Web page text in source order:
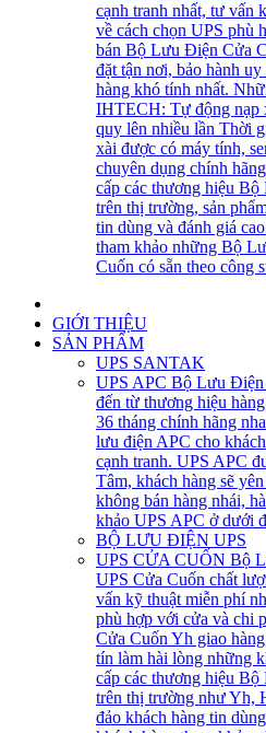
cạnh tranh nhất, tư vấn
về cách chọn UPS phù
bán Bộ Lưu Điện Cửa
đặt tận nơi, bảo hành
hàng khó tính nhất.
IHTECH: Tự động nạp
quy lên nhiều lần Thời
xài được có máy tính,
chuyên dụng chính
cấp các thương hiệu
trên thị trường, sản
tin dùng và đánh giá
tham khảo những Bộ
Cuốn có sẵn theo công
GIỚI THIỆU
SẢN PHẨM
UPS SANTAK
UPS APC Bộ Lưu Điện
đến từ thương hiệu
36 tháng chính hãng
lưu điện APC cho
cạnh tranh. UPS APC
Tâm, khách hàng sẽ
không bán hàng nhái,
khảo UPS APC ở dưới
BỘ LƯU ĐIỆN UPS
UPS CỬA CUỐN Bộ
UPS Cửa Cuốn chất
vấn kỹ thuật miễn phí
phù hợp với cửa và chi
Cửa Cuốn Yh giao
tín làm hài lòng những
cấp các thương hiệu
trên thị trường như Yh,
đảo khách hàng tin